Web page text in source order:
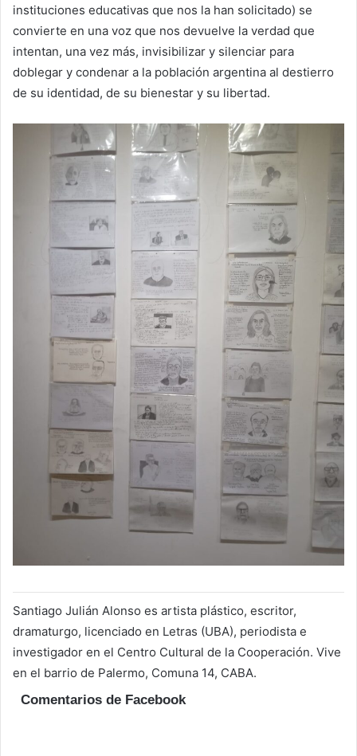
instituciones educativas que nos la han solicitado) se
convierte en una voz que nos devuelve la verdad que
intentan, una vez más, invisibilizar y silenciar para
doblegar y condenar a la población argentina al destierro
de su identidad, de su bienestar y su libertad.
Santiago Julián Alonso es artista plástico, escritor,
dramaturgo, licenciado en Letras (UBA), periodista e
investigador en el Centro Cultural de la Cooperación. Vive
en el barrio de Palermo, Comuna 14, CABA.
Comentarios de Facebook